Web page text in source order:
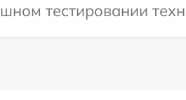
тестировании